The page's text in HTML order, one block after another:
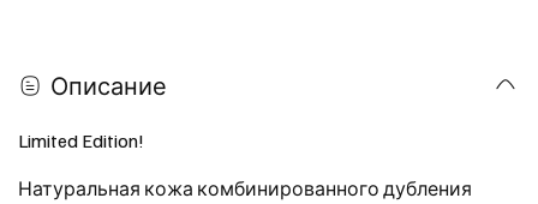
Описание
Limited Edition!
Натуральная кожа комбинированного дубления